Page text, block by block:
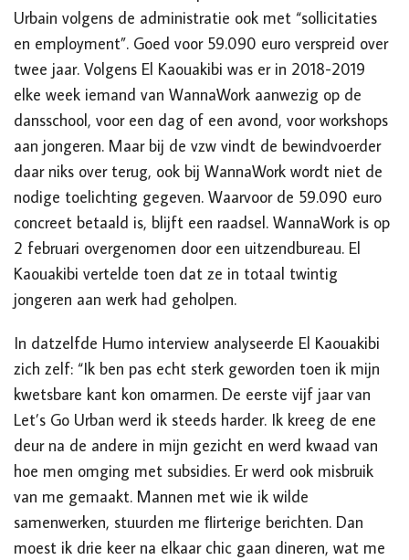
Urbain volgens de administratie ook met “sollicitaties
en employment”. Goed voor 59.090 euro verspreid over
twee jaar. Volgens El Kaouakibi was er in 2018-2019
elke week iemand van WannaWork aanwezig op de
dansschool, voor een dag of een avond, voor workshops
aan jongeren. Maar bij de vzw vindt de bewindvoerder
daar niks over terug, ook bij WannaWork wordt niet de
nodige toelichting gegeven. Waarvoor de 59.090 euro
concreet betaald is, blijft een raadsel. WannaWork is op
2 februari overgenomen door een uitzendbureau. El
Kaouakibi vertelde toen dat ze in totaal twintig
jongeren aan werk had geholpen.
In datzelfde Humo interview analyseerde El Kaouakibi
zich zelf: “Ik ben pas echt sterk geworden toen ik mijn
kwetsbare kant kon omarmen. De eerste vijf jaar van
Let’s Go Urban werd ik steeds harder. Ik kreeg de ene
deur na de andere in mijn gezicht en werd kwaad van
hoe men omging met subsidies. Er werd ook misbruik
van me gemaakt. Mannen met wie ik wilde
samenwerken, stuurden me ﬂirterige berichten. Dan
moest ik drie keer na elkaar chic gaan dineren, wat me